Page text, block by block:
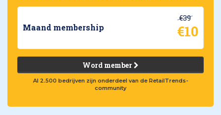
Maand membership
€39
€10
Word member
Al 2.500 bedrijven zijn onderdeel van de RetailTrends-
community